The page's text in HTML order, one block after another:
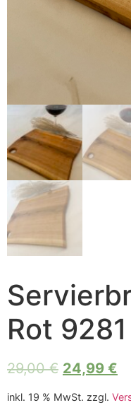
Rot 9281
29,00€ 24,99 €
inkl. 19 % MwSt. zzgl.